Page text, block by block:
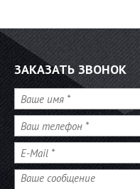
ЗАКАЗАТЬ ЗВОНОК
Имя*
Телефон*
E-Mail *
Сообщение*